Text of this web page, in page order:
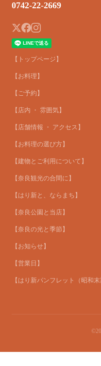
0742-22-2669
【トップページ】
【お料理】
【ご予約】
【店内 ・ 雰囲気】
【店舗情報 ・ アクセス】
【お料理の選び方】
【建物とご利用について】
【奈良観光の合間に】
【はり新と、ならまち】
【奈良公園と当店】
【奈良の光と季節】
【お知らせ】
【営業日】
【はり新パンフレット（昭和末